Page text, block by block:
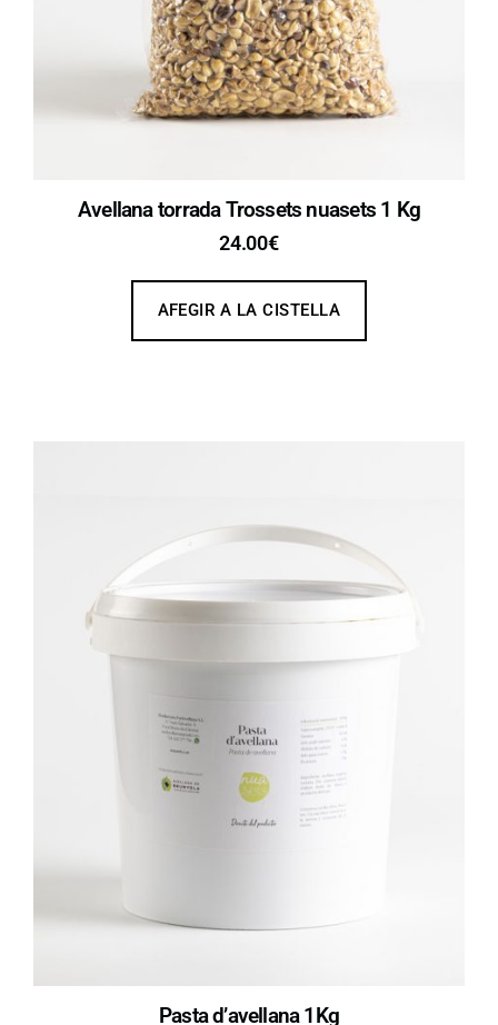
Avellana torrada Trossets nuasets 1 Kg
24.00€
AFEGIR A LA CISTELLA
Pasta d’avellana 1Kg